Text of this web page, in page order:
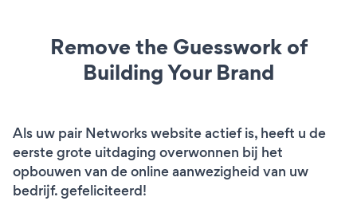
Remove the Guesswork of
Building Your Brand
Als uw pair Networks website actief is, heeft u de
eerste grote uitdaging overwonnen bij het
opbouwen van de online aanwezigheid van uw
bedrijf. gefeliciteerd!